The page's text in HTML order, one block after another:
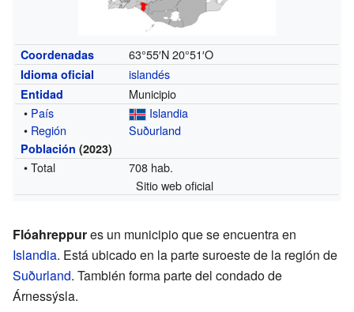
Coordenadas 63°55′N 20°51′O
Idioma oficial islandés
Entidad
Municipio
• País
Islandia
• Región Suðurland
Población (2023)
• Total
708 hab.
Sitio web oficial
Flóahreppures un municipio que se encuentra en
Islandia. Está ubicado en la parte suroeste de la región de
Suðurland. También forma parte del condado de
Árnessýsla.